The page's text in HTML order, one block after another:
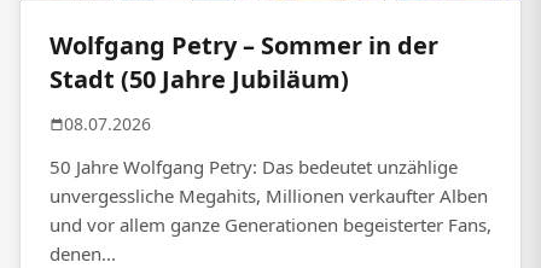
Wolfgang Petry – Sommer in der
Stadt (50 Jahre Jubiläum)
08.07.2026
50 Jahre Wolfgang Petry: Das bedeutet unzählige
unvergessliche Megahits, Millionen verkaufter Alben
und vor allem ganze Generationen begeisterter Fans,
denen...